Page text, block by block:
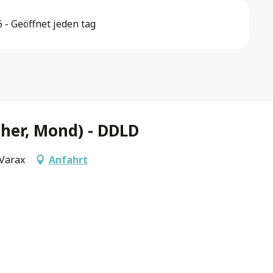
- Geöffnet jeden tag
Mond) - DDLD
Anfahrt